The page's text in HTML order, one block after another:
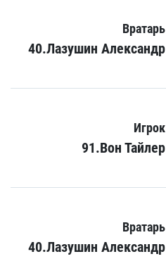
Вратарь
40.Лазушин Александр
Игрок
91.Вон Тайлер
Вратарь
40.Лазушин Александр